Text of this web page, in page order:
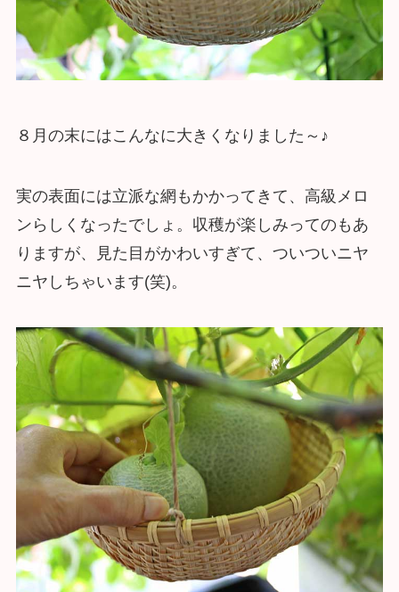
８月の末にはこんなに大きくなりました～♪
実の表面には立派な網もかかってきて、高級メロ
ンらしくなったでしょ。収穫が楽しみってのもあ
りますが、見た目がかわいすぎて、ついついニヤ
ニヤしちゃいます(笑)。